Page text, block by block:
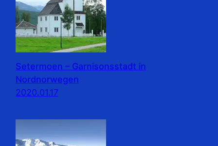
Setermoen – Garnisonsstadt in
Nordnorwegen
2020.01.17